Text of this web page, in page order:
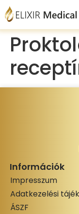
Információk
Impresszum
Adatkezelési
ÁSZF